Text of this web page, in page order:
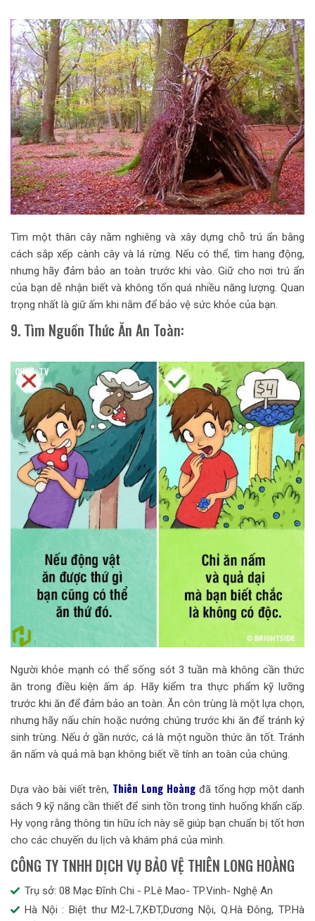
Tìm một thân cây nằm nghiêng và xây dựng chỗ trú ẩn bằng
cách sắp xếp cành cây và lá rừng. Nếu có thể, tìm hang động,
nhưng hãy đảm bảo an toàn trước khi vào. Giữ cho nơi trú ẩn
của bạn dễ nhận biết và không tốn quá nhiều năng lượng. Quan
trọng nhất là giữ ấm khi nằm để bảo vệ sức khỏe của bạn.
9. Tìm Nguồn Thức Ăn An Toàn:
Người khỏe mạnh có thể sống sót 3 tuần mà không cần thức
ăn trong điều kiện ấm áp. Hãy kiểm tra thực phẩm kỹ lưỡng
trước khi ăn để đảm bảo an toàn. Ăn côn trùng là một lựa chọn,
nhưng hãy nấu chín hoặc nướng chúng trước khi ăn để tránh ký
sinh trùng. Nếu ở gần nước, cá là một nguồn thức ăn tốt. Tránh
ăn nấm và quả mà bạn không biết về tính an toàn của chúng.
Dựa vào bài viết trên, Thiên Long Hoàngđã tổng hợp một danh
sách 9 kỹ năng cần thiết để sinh tồn trong tình huống khẩn cấp.
Hy vọng rằng thông tin hữu ích này sẽ giúp bạn chuẩn bị tốt hơn
cho các chuyến du lịch và khám phá của mình.
CÔNG TY TNHH DỊCH VỤ BẢO VỆ THIÊN LONG HOÀNG
Trụ sở: 08 Mạc Đĩnh Chi - P.Lê Mao- TP.Vinh- Nghệ An
Hà Nội : Biệt thư M2-L7,KĐT,Dương Nội, Q.Hà Đông, TP.Hà